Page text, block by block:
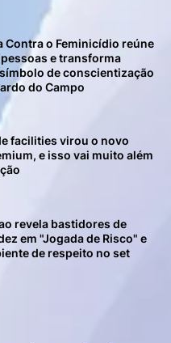
Contra o Feminicídio reúne
e transforma
de conscientização
do Campo
facilities virou o novo
e isso vai muito além
revela bastidores de
em "Jogada de Risco" e
de respeito no set